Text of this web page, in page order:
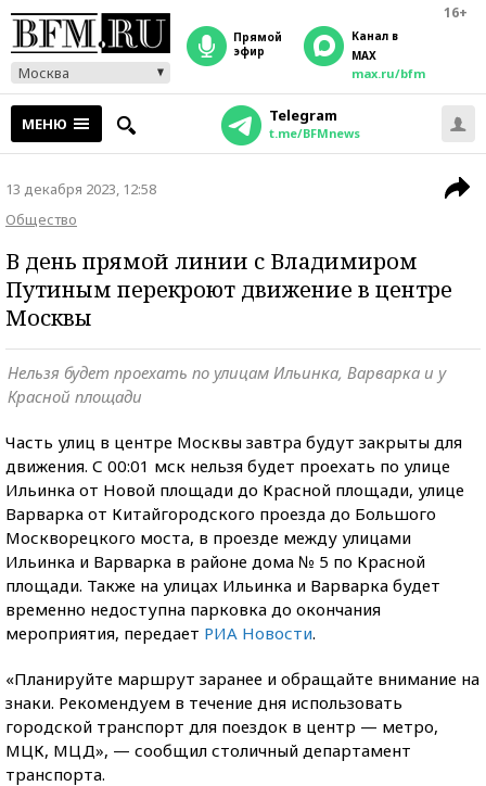
16+
Москва
прямой
эфир
Канал в
MAX
max.ru/bfm
МЕНЮ Telegram
t.me/BFMnews
13 декабря 2023, 12:58
Общество
В день прямой линии с Владимиром
Путиным перекроют движение в центре
Москвы
Нельзя будет проехать по улицам Ильинка, Варварка и у
Красной площади
Часть улиц в центре Москвы завтра будут закрыты для
движения. С 00:01 мск нельзя будет проехать по улице
Ильинка от Новой площади до Красной площади, улице
Варварка от Китайгородского проезда до Большого
Москворецкого моста, в проезде между улицами
Ильинка и Варварка в районе дома № 5 по Красной
площади. Также на улицах Ильинка и Варварка будет
временно недоступна парковка до окончания
мероприятия, передает РИА Новости.
«Планируйте маршрут заранее и обращайте внимание на
знаки. Рекомендуем в течение дня использовать
городской транспорт для поездок в центр — метро,
МЦК, МЦД», — сообщил столичный департамент
транспорта.